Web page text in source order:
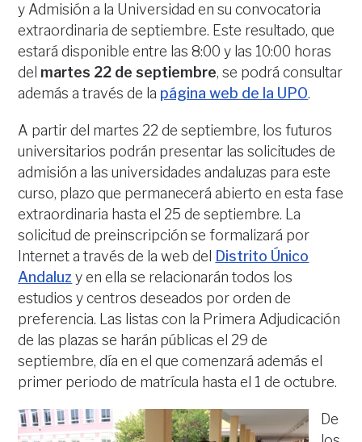
y Admisión a la Universidad en su convocatoria
extraordinaria de septiembre. Este resultado, que
estará disponible entre las 8:00 y las 10:00 horas
del martes 22 de septiembre, se podrá consultar
además a través de la página web de la UPO.
A partir del martes 22 de septiembre, los futuros
universitarios podrán presentar las solicitudes de
admisión a las universidades andaluzas para este
curso, plazo que permanecerá abierto en esta fase
extraordinaria hasta el 25 de septiembre. La
solicitud de preinscripción se formalizará por
Internet a través de la web del
Distrito Único
Andaluz y en ella se relacionarán todos los
estudios y centros deseados por orden de
preferencia. Las listas con la Primera Adjudicación
de las plazas se harán públicas el 29 de
septiembre, día en el que comenzará además el
primer periodo de matrícula hasta el 1 de octubre.
De